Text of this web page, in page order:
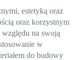
estetyką oraz
oraz korzystnym
na swoją
w
do budowy